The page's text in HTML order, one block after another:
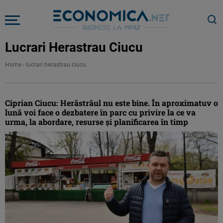
Lucrari Herastrau Ciucu
Home - lucrari herastrau ciucu
Ciprian Ciucu: Herăstrăul nu este bine. În aproximatuv o
lună voi face o dezbatere în parc cu privire la ce va
urma, la abordare, resurse și planificarea în timp